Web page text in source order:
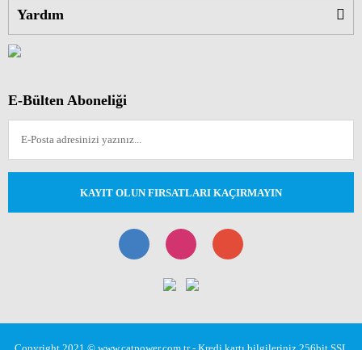
Yardım
E-Bülten Aboneliği
KAYIT OLUN FIRSATLARI KAÇIRMAYIN
Copyright 2021 © www.catpower.com.tr - Kredi kartı bilgileriniz 256bit SSL